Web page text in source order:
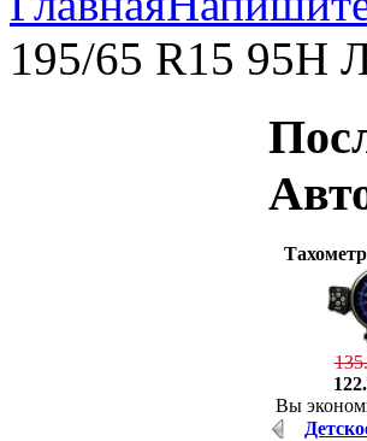
195/65 R15 95H
Вы